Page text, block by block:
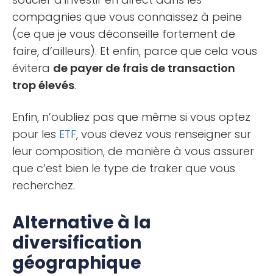
compagnies que vous connaissez à peine
(ce que je vous déconseille fortement de
faire, d’ailleurs). Et enfin, parce que cela vous
évitera de payer de frais de transaction
trop élevés.
Enfin, n’oubliez pas que même si vous optez
pour les ETF, vous devez vous renseigner sur
leur composition, de manière à vous assurer
que c’est bien le type de traker que vous
recherchez.
Alternative à la
diversification
géographique